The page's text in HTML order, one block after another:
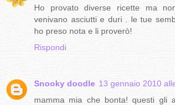
Ho provato diverse ricette ma
venivano asciutti e duri . le tue
ho preso nota e li proverò!
Rispondi
Snooky doodle 13 gennaio 2010
mamma mia che bonta! questi gli